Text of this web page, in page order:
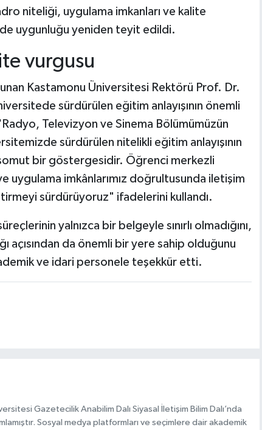
niteliği, uygulama imkanları ve kalite
uygunluğu yeniden teyit edildi.
vurgusu
Kastamonu Üniversitesi Rektörü Prof. Dr.
sürdürülen eğitim anlayışının önemli
Televizyon ve Sinema Bölümümüzün
sürdürülen nitelikli eğitim anlayışının
somut bir göstergesidir. Öğrenci merkezli
uygulama imkânlarımız doğrultusunda iletişim
sürdürüyoruz" ifadelerini kullandı.
yalnızca bir belgeyle sınırlı olmadığını,
açısından da önemli bir yere sahip olduğunu
ve idari personele teşekkür etti.
Gazetecilik Anabilim Dalı Siyasal İletişim Bilim Dalı’nda
Sosyal medya platformları ve seçimlere dair akademik